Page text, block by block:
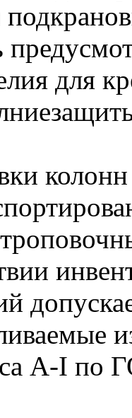
для
колонн
A-I по